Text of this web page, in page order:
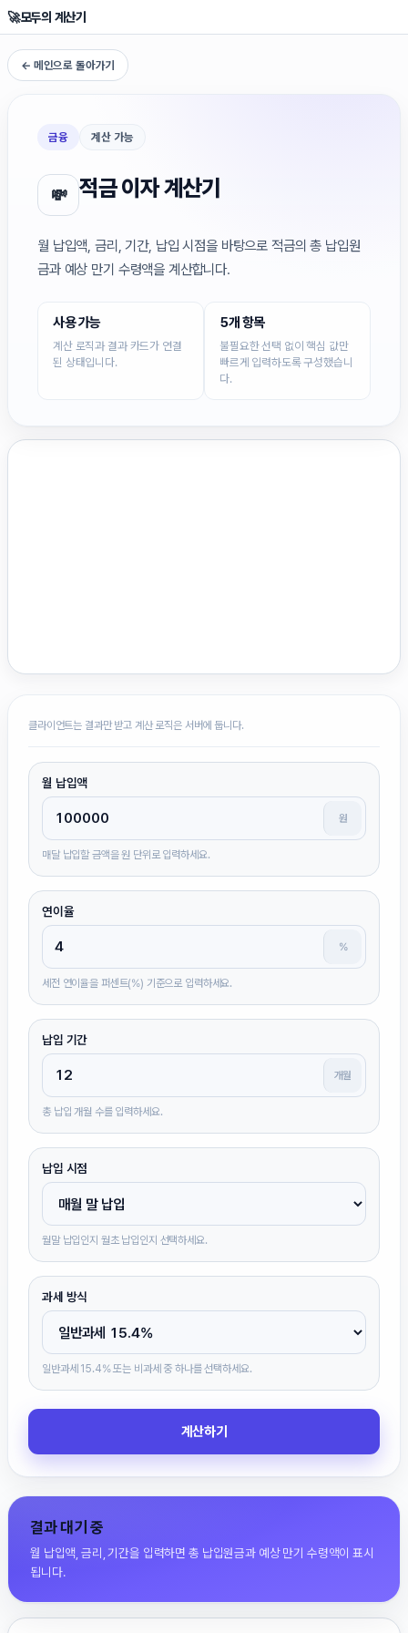
🚀모두의 계산기
← 메인으로 돌아가기
금융 계산 가능
💸 적금 이자 계산기
월 납입액, 금리, 기간, 납입 시점을 바탕으로 적금의 총 납입원
금과 예상 만기 수령액을 계산합니다.
사용 가능
계산 로직과 결과 카드가 연결
된 상태입니다.
5개 항목
불필요한 선택 없이 핵심 값만
빠르게 입력하도록 구성했습니
다.
클라이언트는 결과만 받고 계산 로직은 서버에 둡니다.
월 납입액
원
매달 납입할 금액을 원 단위로 입력하세요.
연이율
%
세전 연이율을 퍼센트(%) 기준으로 입력하세요.
납입 기간
개월
총 납입 개월 수를 입력하세요.
납입 시점
월말 납입인지 월초 납입인지 선택하세요.
과세 방식
일반과세 15.4% 또는 비과세 중 하나를 선택하세요.
계산하기
결과 대기 중
월 납입액, 금리, 기간을 입력하면 총 납입원금과 예상 만기 수령액이 표시
됩니다.